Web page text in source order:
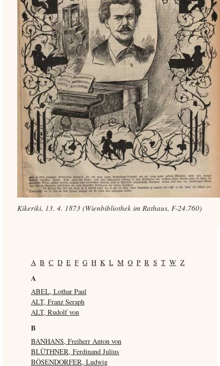
Kikeriki, 13. 4. 1873 (Wienbibliothek im Rathaus, F-24.760)
A B C D E F G H K L M O P R S T W Z
A
ABEL, Lothar Paul
ALT, Franz Seraph
ALT, Rudolf von
B
BANHANS, Freiherr Anton von
BLÜTHNER, Ferdinand Julius
BÖSENDORFER, Ludwig